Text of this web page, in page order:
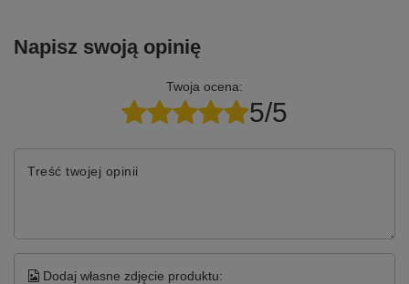
Napisz swoją opinię
Twoja ocena:
5/5
Treść twojej opinii
Dodaj własne zdjęcie produktu: